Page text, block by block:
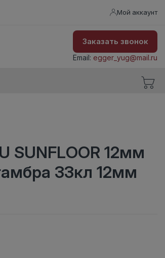
Мой аккаунт
Заказать звонок
Email: egger_yug@mail.ru
SUNFLOOR 12мм
33кл 12мм